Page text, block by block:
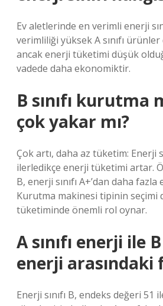
Ev aletlerinde en verimli enerji
verimliliği yüksek A sınıfı ürünler
ancak enerji tüketimi düşük
vadede daha ekonomiktir.
B sınıfı kurutma
çok yakar mı?
Çok artı, daha az tüketim: Enerji
ilerledikçe enerji tüketimi artar.
B, enerji sınıfı A+’dan daha
Kurutma makinesi tipinin seçimi
tüketiminde önemli rol oynar.
A sınıfı enerji ile B
enerji arasındaki
Enerji sınıfı B, endeks değeri 51